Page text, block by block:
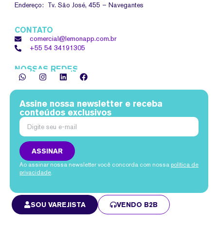
Endereço: Tv. São José, 455 – Navegantes
CONTATO
comercial@lemonapp.com.br
+55 54 34191305
NOSSAS REDES
Assine nossa newsletter e receba
conteúdos exclusivos
ASSINAR
Ao assinar nossa newsletter você concorda com nossa política de
privacidade.
SOU VAREJISTA VENDO B2B